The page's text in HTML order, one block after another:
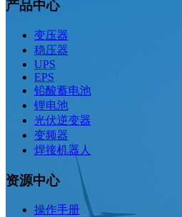
产品中心
变压器
稳压器
UPS
EPS
铅酸蓄电池
锂电池
光伏逆变器
变频器
焊接机器人
资源中心
操作手册